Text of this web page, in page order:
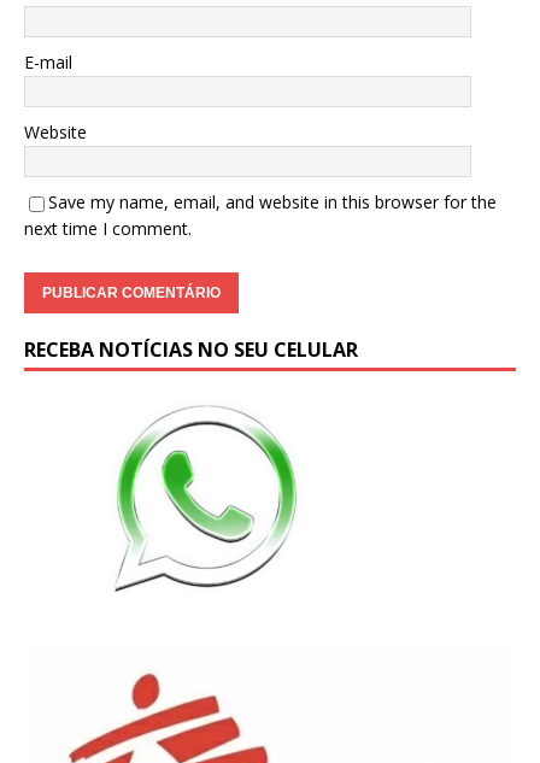
E-mail
Website
Save my name, email, and website in this browser for the
next time I comment.
RECEBA NOTÍCIAS NO SEU CELULAR